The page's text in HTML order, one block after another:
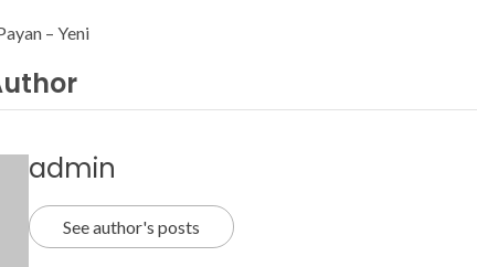
– Yeni
admin
See author's posts